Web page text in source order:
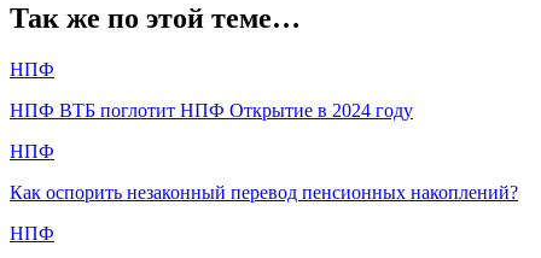
Так же по этой теме…
НПФ
НПФ ВТБ поглотит НПФ Открытие в 2024 году
НПФ
Как оспорить незаконный перевод пенсионных накоплений?
НПФ